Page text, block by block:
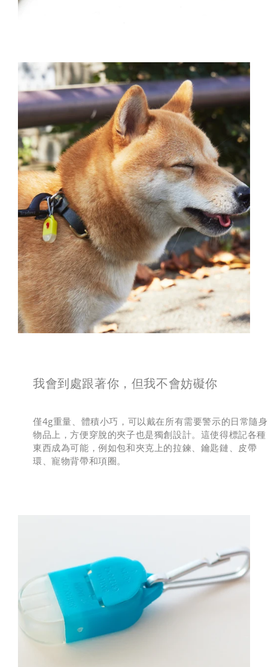
我會到處跟著你，但我不會妨礙你
僅4g重量、體積小巧，可以戴在所有需要警示的日常隨身
物品上，方便穿脫的夾子也是獨創設計。這使得標記各種
東西成為可能，例如包和夾克上的拉鍊、鑰匙鏈、皮帶
環、寵物背帶和項圈。